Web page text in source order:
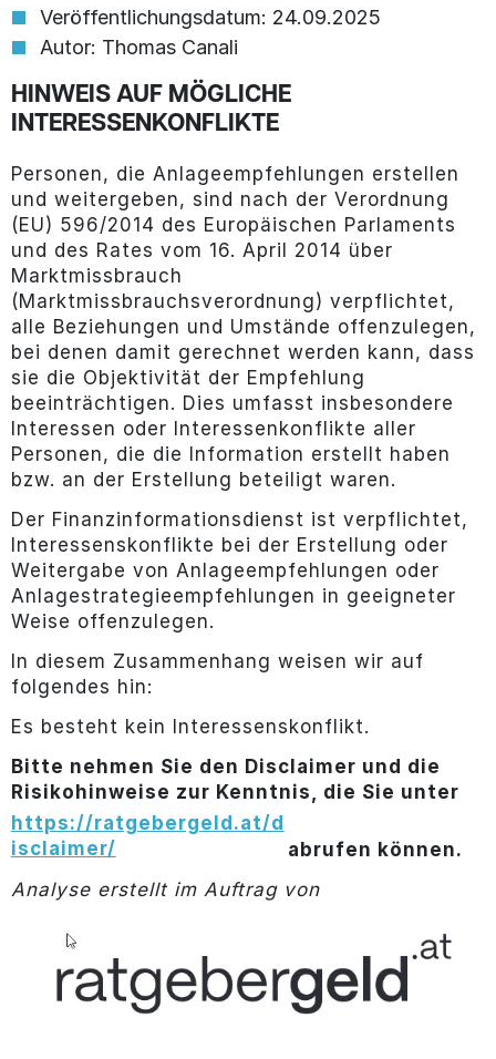
Veröffentlichungsdatum: 24.09.2025
Autor: Thomas Canali
HINWEIS AUF MÖGLICHE
INTERESSENKONFLIKTE
Personen, die Anlageempfehlungen erstellen
und weitergeben, sind nach der Verordnung
(EU) 596/2014 des Europäischen Parlaments
und des Rates vom 16. April 2014 über
Marktmissbrauch
(Marktmissbrauchsverordnung) verpflichtet,
alle Beziehungen und Umstände offenzulegen,
bei denen damit gerechnet werden kann, dass
sie die Objektivität der Empfehlung
beeinträchtigen. Dies umfasst insbesondere
Interessen oder Interessenkonflikte aller
Personen, die die Information erstellt haben
bzw. an der Erstellung beteiligt waren.
Der Finanzinformationsdienst ist verpflichtet,
Interessenskonflikte bei der Erstellung oder
Weitergabe von Anlageempfehlungen oder
Anlagestrategieempfehlungen in geeigneter
Weise offenzulegen.
In diesem Zusammenhang weisen wir auf
folgendes hin:
Es besteht kein Interessenskonflikt.
Bitte nehmen Sie den Disclaimer und die
Risikohinweise zur Kenntnis, die Sie unter
https://ratgebergeld.at/d
isclaimer/
abrufen können.
Analyse erstellt im Auftrag von